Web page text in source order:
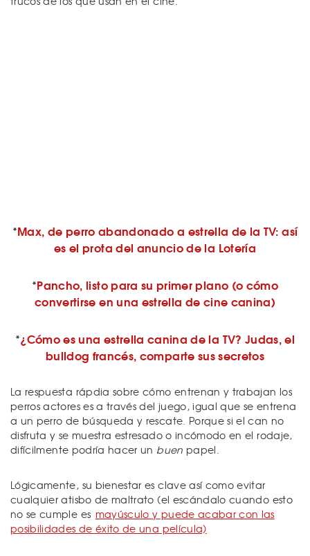
*Max, de perro abandonado a estrella de la TV: así
es el prota del anuncio de la Lotería
*Pancho, listo para su primer plano (o cómo
convertirse en una estrella de cine canina)
*¿Cómo es una estrella canina de la TV? Judas, el
bulldog francés, comparte sus secretos
La respuesta rápdia sobre cómo entrenan y trabajan los
perros actores es a través del juego, igual que se entrena
a un perro de búsqueda y rescate. Porque si el can no
disfruta y se muestra estresado o incómodo en el rodaje,
difícilmente podría hacer un buen papel.
Lógicamente, su bienestar es clave así como evitar
cualquier atisbo de maltrato (el escándalo cuando esto
no se cumple es mayúsculo y puede acabar con las
posibilidades de éxito de una película)